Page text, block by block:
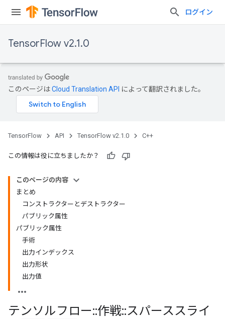
ログイン
TensorFlow v2.1.0
このページはCloud Translation API によって翻訳されました。
TensorFlow API TensorFlow v2.1.0 C++
この情報は役に立ちましたか？
このページの内容
まとめ
コンストラクターとデストラクター
パブリック属性
パブリック属性
手術
出力インデックス
出力形状
出力値
テンソルフロー::作戦::スパーススライ